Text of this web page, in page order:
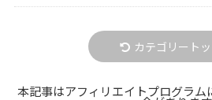
カテゴリート
本記事はアフィリエイトプログラ